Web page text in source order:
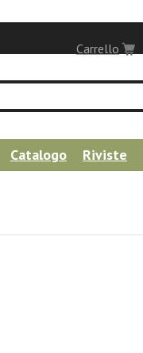
Carrello
Catalogo Riviste